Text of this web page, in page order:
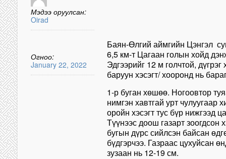
Мэдээ оруулсан:
Oirad
Огноо:
January 22, 2022
Баян-Өлгий аймгийн Цэнгэл
6,5 км-т Цагаан голын хойд
Эдгээрийг 12 м голчтой,
баруун хэсэгт/ хооронд нь
1-р буган хөшөө. Ногоовтор
нимгэн хавтгай урт чулуугаар
оройн хэсэгт тус бүр нижгээд
Түүнээс доош газарт зоогдсон
бугын дүрс сийлсэн байсан
бүдгэрчээ. Газраас цухуйсан
зузаан нь 12-19 см.